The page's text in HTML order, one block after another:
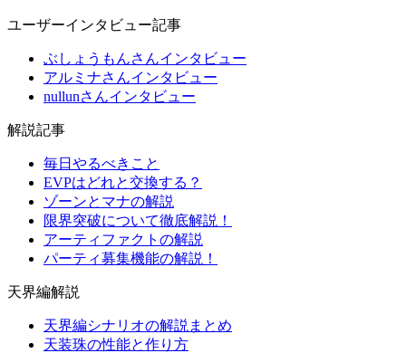
ユーザーインタビュー記事
ぶしょうもんさんインタビュー
アルミナさんインタビュー
nullunさんインタビュー
解説記事
毎日やるべきこと
EVPはどれと交換する？
ゾーンとマナの解説
限界突破について徹底解説！
アーティファクトの解説
パーティ募集機能の解説！
天界編解説
天界編シナリオの解説まとめ
天装珠の性能と作り方